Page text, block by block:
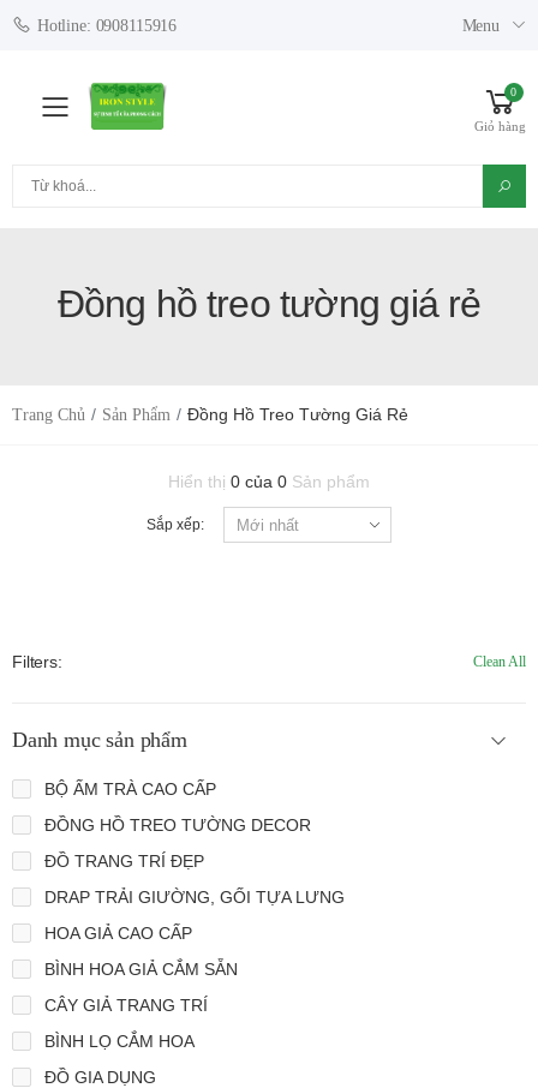
Hotline: 0908115916 Menu
Toggle mobile menu
0
Giỏ hàng
Đồng hồ treo tường giá rẻ
Trang Chủ Sản Phẩm Đồng Hồ Treo Tường Giá Rẻ
Hiển thị 0 của 0 Sản phẩm
Sắp xếp:
Filters: Clean All
Danh mục sản phẩm
BỘ ẤM TRÀ CAO CẤP
ĐỒNG HỒ TREO TƯỜNG DECOR
ĐỒ TRANG TRÍ ĐẸP
DRAP TRẢI GIƯỜNG, GỐI TỰA LƯNG
HOA GIẢ CAO CẤP
BÌNH HOA GIẢ CẮM SẴN
CÂY GIẢ TRANG TRÍ
BÌNH LỌ CẮM HOA
ĐỒ GIA DỤNG